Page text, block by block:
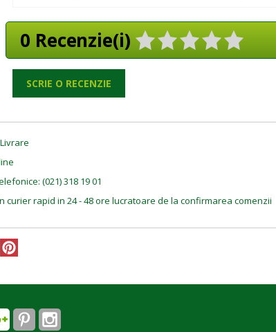
0 Recenzie(i)
SCRIE O RECENZIE
(021) 318 19 01
curier rapid in 24 - 48 ore lucratoare de la confirmarea comenzii